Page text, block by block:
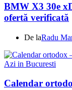
BMW X3 30e
ofertă verificată
De laRadu
Azi in Bucuresti
Calendar